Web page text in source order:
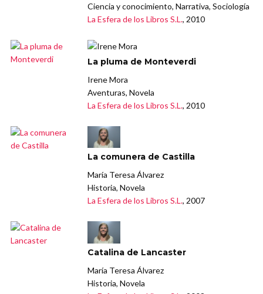
Ciencia y conocimiento, Narrativa, Sociología
La Esfera de los Libros S.L., 2010
La pluma de Monteverdi
Irene Mora
Aventuras, Novela
La Esfera de los Libros S.L., 2010
La comunera de Castilla
María Teresa Álvarez
Historia, Novela
La Esfera de los Libros S.L., 2007
Catalina de Lancaster
María Teresa Álvarez
Historia, Novela